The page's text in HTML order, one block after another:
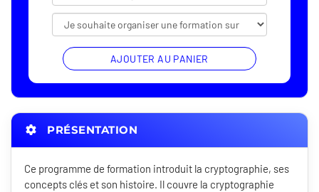
AJOUTER AU PANIER
PRÉSENTATION
Ce programme de formation introduit la cryptographie, ses
concepts clés et son histoire. Il couvre la cryptographie